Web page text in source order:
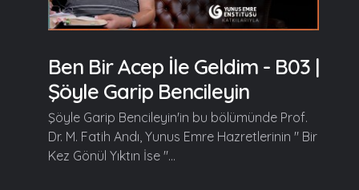
Ben Bir Acep İle Geldim - B03 |
Şöyle Garip Bencileyin
Şöyle Garip Bencileyin'in bu bölümünde Prof.
Dr. M. Fatih Andı, Yunus Emre Hazretlerinin " Bir
Kez Gönül Yıktın İse "...